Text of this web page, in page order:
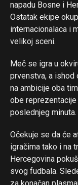
napadu Bosne i
Ostatak ekipe
internacionalaca i
velikoj sceni.
Meč se igra u
prvenstva, a ishod
na ambicije oba
obe
poslednjeg minuta.
Očekuje se da će
igračima tako i na
Hercegovina
svog fudbala.
za konačan